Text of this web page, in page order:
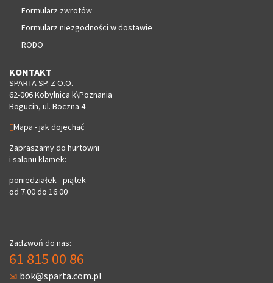
Formularz zwrotów
Formularz niezgodności w dostawie
RODO
KONTAKT
SPARTA SP. Z O.O.
62-006 Kobylnica k\Poznania
Bogucin, ul. Boczna 4
Mapa - jak dojechać
Zapraszamy do hurtowni
i salonu klamek:
poniedziałek - piątek
od 7.00 do 16.00
Zadzwoń do nas:
61 815 00 86
bok@sparta.com.pl